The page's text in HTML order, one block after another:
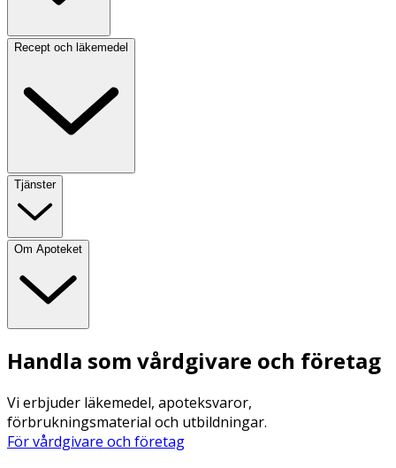
Recept och läkemedel
Tjänster
Om Apoteket
Handla som vårdgivare och företag
Vi erbjuder läkemedel, apoteksvaror,
förbrukningsmaterial och utbildningar.
För vårdgivare och företag